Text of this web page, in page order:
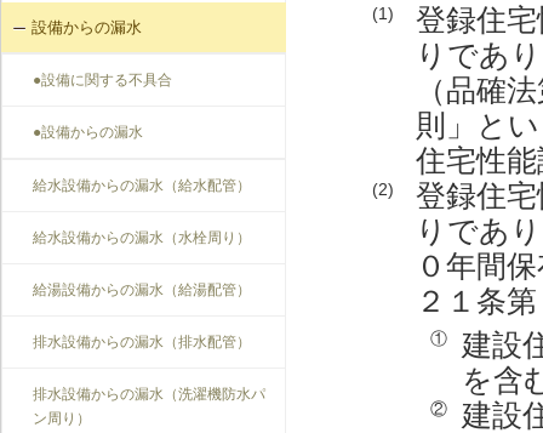
設備からの漏水
●設備に関する不具合
●設備からの漏水
給水設備からの漏水（給水配管）
給水設備からの漏水（水栓周り）
給湯設備からの漏水（給湯配管）
排水設備からの漏水（排水配管）
排水設備からの漏水（洗濯機防水パ
ン周り）
(1)
登録住
りであ
（品確
則」と
住宅性
(2)
登録住
りであ
０年間
２１条
①
建設
を含
②
建設